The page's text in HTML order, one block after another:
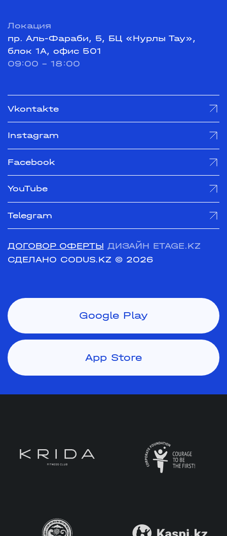
Локация
пр. Аль-Фараби, 5, БЦ «Нурлы Тау»,
блок 1А, офис 501
09:00 - 18:00
Vkontakte
Instagram
Facebook
YouTube
Telegram
ДОГОВОР ОФЕРТЫ ДИЗАЙН ETAGE.KZ
СДЕЛАНО CODUS.KZ © 2026
Google Play
App Store